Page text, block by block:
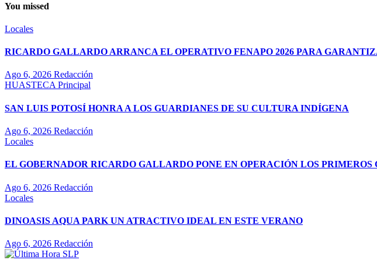
You missed
Locales
RICARDO GALLARDO ARRANCA EL OPERATIVO FENAPO 2026 PARA
Ago 6, 2026 Redacción
HUASTECAPrincipal
SAN LUIS POTOSÍ HONRA A LOS GUARDIANES DE SU CULTURA INDÍGENA
Ago 6, 2026 Redacción
Locales
EL GOBERNADOR RICARDO GALLARDO PONE EN OPERACIÓN LOS PRIMEROS
Ago 6, 2026 Redacción
Locales
DINOASIS AQUA PARK UN ATRACTIVO IDEAL EN ESTE VERANO
Ago 6, 2026 Redacción